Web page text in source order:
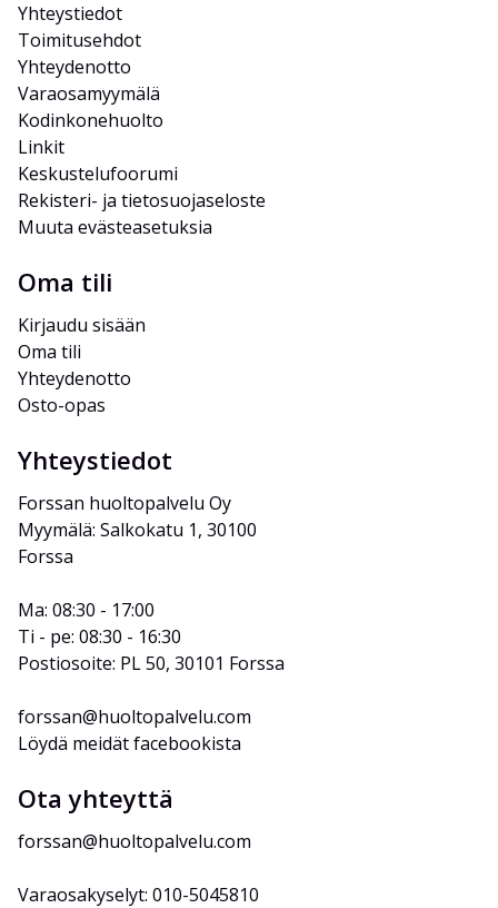
Yhteystiedot
Toimitusehdot
Yhteydenotto
Varaosamyymälä
Kodinkonehuolto
Linkit
Keskustelufoorumi
Rekisteri- ja tietosuojaseloste
Muuta evästeasetuksia
Oma tili
Kirjaudu sisään
Oma tili
Yhteydenotto
Osto-opas
Yhteystiedot
Forssan huoltopalvelu Oy
Myymälä: Salkokatu 1, 30100
Forssa
Ma: 08:30 - 17:00
Ti - pe: 08:30 - 16:30
Postiosoite: PL 50, 30101 Forssa
forssan@huoltopalvelu.com
Löydä meidät facebookista
Ota yhteyttä
forssan@huoltopalvelu.com
Varaosakyselyt: 010-5045810